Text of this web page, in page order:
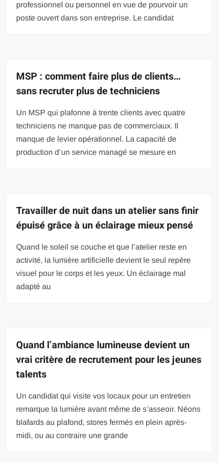
professionnel ou personnel en vue de pourvoir un
poste ouvert dans son entreprise. Le candidat
MSP : comment faire plus de clients…
sans recruter plus de techniciens
Un MSP qui plafonne à trente clients avec quatre
techniciens ne manque pas de commerciaux. Il
manque de levier opérationnel. La capacité de
production d’un service managé se mesure en
Travailler de nuit dans un atelier sans finir
épuisé grâce à un éclairage mieux pensé
Quand le soleil se couche et que l’atelier reste en
activité, la lumière artificielle devient le seul repère
visuel pour le corps et les yeux. Un éclairage mal
adapté au
Quand l’ambiance lumineuse devient un
vrai critère de recrutement pour les jeunes
talents
Un candidat qui visite vos locaux pour un entretien
remarque la lumière avant même de s’asseoir. Néons
blafards au plafond, stores fermés en plein après-
midi, ou au contraire une grande